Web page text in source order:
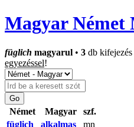
Magyar Német
füglich magyarul • 3 db kifejezés
egyezéssel!
Német Magyar
szf.
füglich
alkalmas
mn